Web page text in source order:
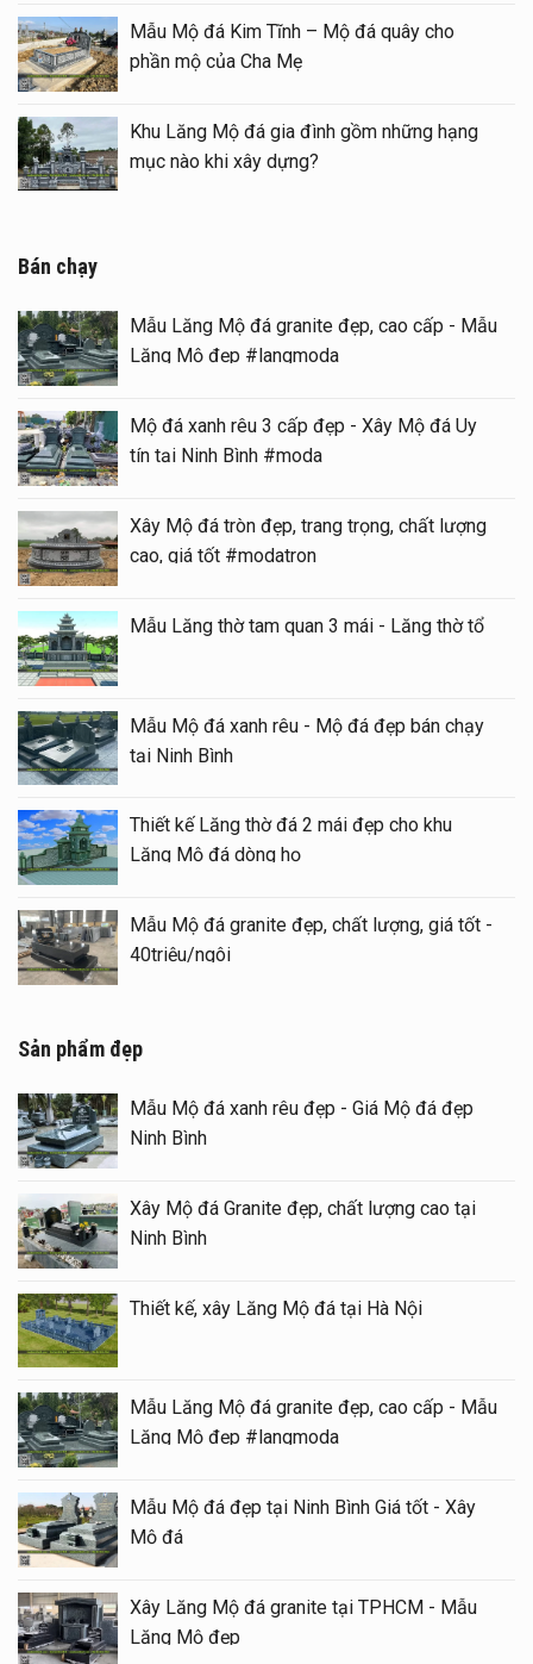
đẹp – Long đình đá
thờ đá) tại khu Lăng
Mẫu Mộ đá Kim Tĩnh –
Khu Lăng Mộ đá gia
Bán chạy
Mẫu Lăng Mộ đá granite đẹp, cao cấp - Mẫu
Lăng Mộ đẹp #langmoda
Mộ đá xanh rêu 3 cấp đẹp - Xây Mộ đá Uy
tín tại Ninh Bình #moda
Xây Mộ đá tròn đẹp, trang trọng, chất lượng
cao, giá tốt #modatron
Mẫu Lăng thờ tam quan 3 mái - Lăng thờ tổ
Mẫu Mộ đá xanh rêu - Mộ đá đẹp bán chạy
tại Ninh Bình
Thiết kế Lăng thờ đá 2 mái đẹp cho khu
Lăng Mộ đá dòng họ
Mẫu Mộ đá granite đẹp, chất lượng, giá tốt -
40triệu/ngôi
Sản phẩm đẹp
Mẫu Mộ đá xanh rêu đẹp - Giá Mộ đá đẹp
Ninh Bình
Xây Mộ đá Granite đẹp, chất lượng cao tại
Ninh Bình
Thiết kế, xây Lăng Mộ đá tại Hà Nội
Mẫu Lăng Mộ đá granite đẹp, cao cấp - Mẫu
Lăng Mộ đẹp #langmoda
Mẫu Mộ đá đẹp tại Ninh Bình Giá tốt - Xây
Mộ đá
Xây Lăng Mộ đá granite tại TPHCM - Mẫu
Lăng Mộ đẹp